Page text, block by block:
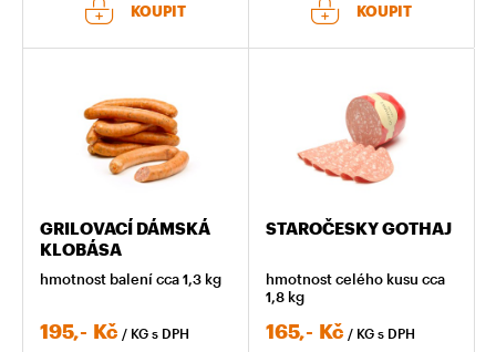
KOUPIT KOUPIT
GRILOVACÍ DÁMSKÁ
KLOBÁSA
hmotnost balení cca 1,3 kg
195,- Kč / KG s DPH
STAROČESKY GOTHAJ
hmotnost celého kusu cca
1,8 kg
165,- Kč / KG s DPH